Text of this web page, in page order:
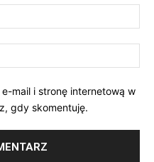
mail i stronę internetową w
gdy skomentuję.